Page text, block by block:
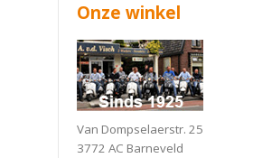
Onze winkel
Van Dompselaerstr. 25
3772 AC Barneveld